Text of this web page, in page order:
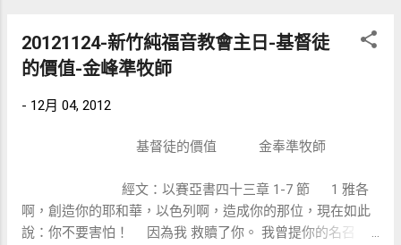
20121124-新竹純福音教會主日-基督徒
的價值-金峰準牧師
- 12月 04, 2012
基督徒的價值 金奉準牧師
經文：以賽亞書四十三章 1-7 節 1 雅各
啊，創造你的耶和華，以色列啊，造成你的那位，現在如此
說：你不要害怕！ 因為我 救贖了你。 我曾提你的名召